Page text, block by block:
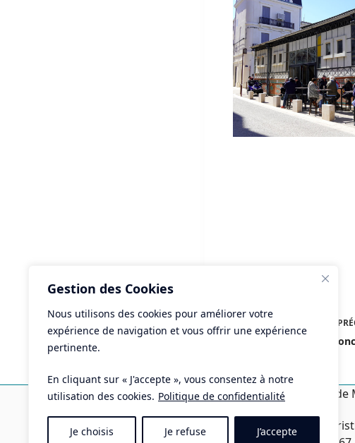
Gestion des Cookies
Nous utilisons des cookies pour améliorer votre
expérience de navigation et vous offrir une expérience
pertinente.
En cliquant sur « J'accepte », vous consentez à notre
utilisation des cookies. Politique de confidentialité
Je choisis Je refuse J’accepte
Apéro-
Mairie de
Place